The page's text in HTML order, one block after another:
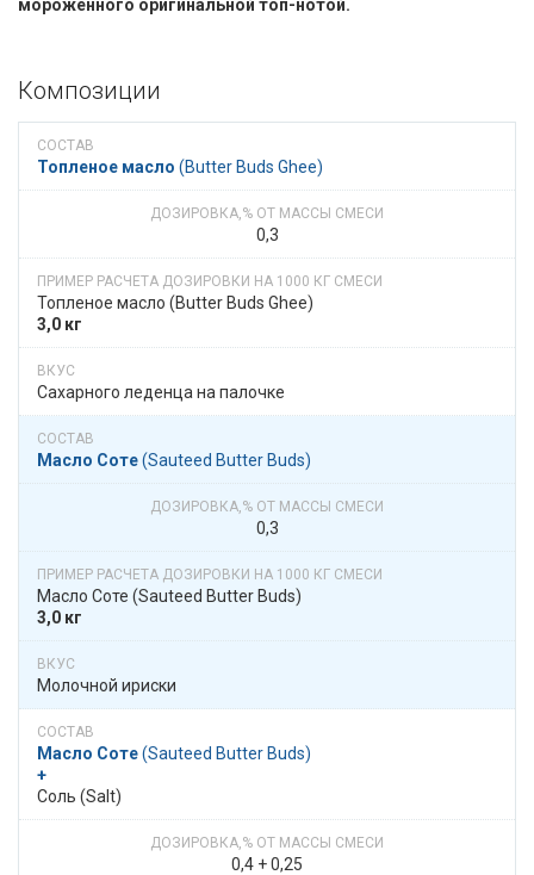
мороженного оригинальной топ-нотой.
Композиции
Топленое масло ​​ (Butter Buds Ghee)
0,3
Топленое масло​​ (Butter Buds Ghee)
3,0 кг
Сахарного леденца на палочке
Масло Соте​​ (Sauteed Butter Buds)
0,3
Масло Соте​​ (Sauteed Butter Buds)
3,0 кг
Молочной ириски
Масло Соте​​ (Sauteed Butter Buds)
+
Соль (Salt)
0,4 + 0,25